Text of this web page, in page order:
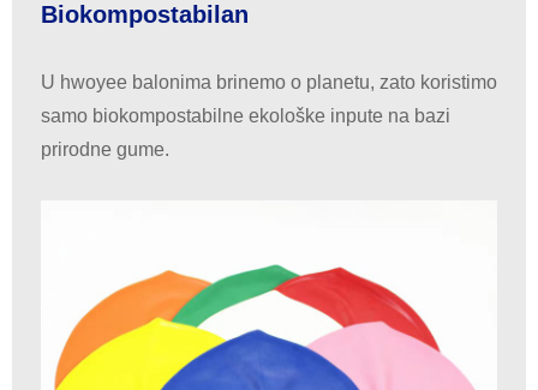
Biokompostabilan
U hwoyee balonima brinemo o planetu, zato koristimo
samo biokompostabilne ekološke inpute na bazi
prirodne gume.